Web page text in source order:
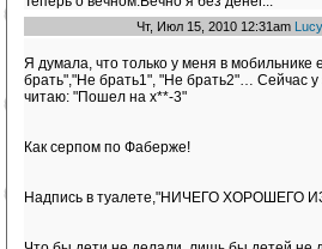
Чт, Июл 15, 2010 12:31am Lucy
Я думала, что только у меня в мобильнике
брать","Не брать1", "Не брать2"… Сейчас
читаю: "Пошел на х**-3"
Как серпом по Фаберже!
Надпись в туалете,"НИЧЕГО ХОРОШЕГО